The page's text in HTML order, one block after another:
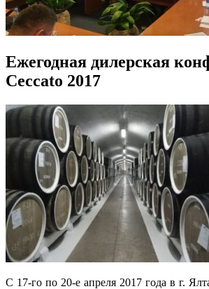
Ежегодная дилерская
Ceccato 2017
С 17-го по 20-е апреля 2017 года в г.